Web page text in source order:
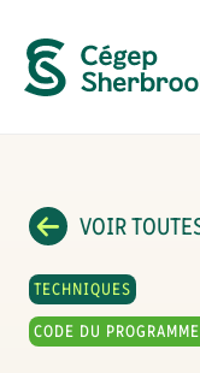
VOIR
TECHNIQUES
CODE DU